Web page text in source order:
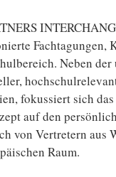
Fachtagungen,
Neben der
fokussiert sich das
auf den
von Vertretern aus
Raum.